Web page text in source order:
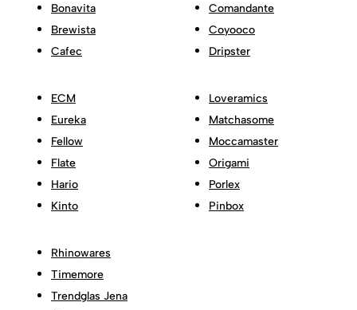
Bonavita
Brewista
Cafec
Comandante
Coyooco
Dripster
ECM
Eureka
Fellow
Flate
Hario
Kinto
Loveramics
Matchasome
Moccamaster
Origami
Porlex
Pinbox
Rhinowares
Timemore
Trendglas Jena